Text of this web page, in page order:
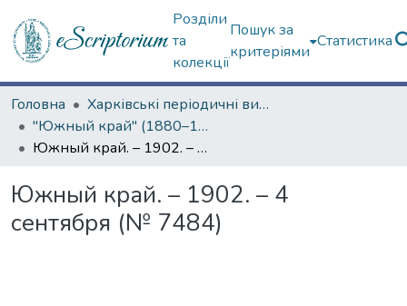
Розділи
та
колекції
Пошук за
критеріями
Статистика
Головна
Харківські періодичні видання
"Южный край" (1880–1919 гг.)
Южный край. – 1902. – 4 сентября (№ 7484)
Южный край. – 1902. – 4
сентября (№ 7484)